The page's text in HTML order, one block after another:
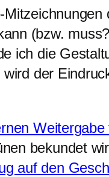
(bzw.
ich die
der
bekundet
auf den